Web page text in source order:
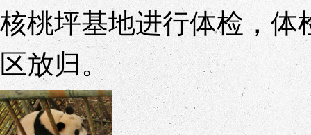
核桃坪基地进行体检，
区放归。